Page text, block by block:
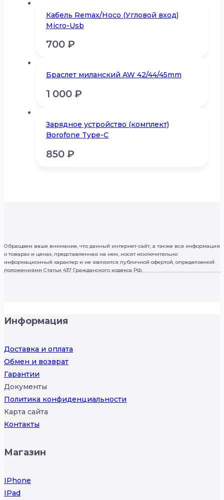
Кабель Remax/Hoco (Угловой вход)
Micro-Usb
700 ₽
Браслет миланский AW 42/44/45mm
1 000 ₽
Зарядное устройство (комплект)
Borofone Type-C
850 ₽
Обращаем ваше внимание, что данный интернет-сайт, а также вся информация
о товарах и ценах, представленная на нем, носят исключительно
информационный характер и не являются публичной офертой, определяемой
положениями Статьи 437 Гражданского кодекса РФ.
Информация
Доставка и оплата
Обмен и возврат
Гарантии
Документы
Политика конфиденциальности
Карта сайта
Контакты
Магазин
IPhone
IPad